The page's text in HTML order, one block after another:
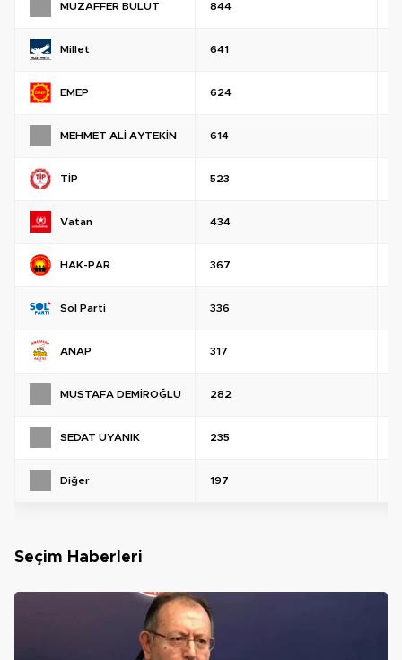
MUZAFFER BULUT 844
Millet 641
EMEP 624
MEHMET ALİ AYTEKİN 614
TİP 523
Vatan 434
HAK-PAR 367
Sol Parti 336
ANAP 317
MUSTAFA DEMİROĞLU 282
SEDAT UYANIK 235
Diğer 197
Seçim Haberleri